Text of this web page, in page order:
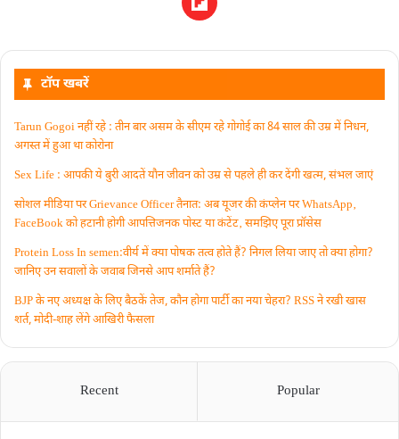
टॉप खबरें
Tarun Gogoi नहीं रहे : तीन बार असम के सीएम रहे गोगोई का 84 साल की उम्र में निधन,
अगस्त में हुआ था कोरोना
Sex Life : आपकी ये बुरी आदतें याैन जीवन को उम्र से पहले ही कर देंगी खत्म, संभल जाएं
सोशल मीडिया पर Grievance Officer तैनात: अब यूजर की कंप्लेन पर WhatsApp‚
FaceBook को हटानी होगी आपत्तिजनक पोस्ट या कंटेंट‚ समझिए पूरा प्रॉसेस
Protein Loss In semen:वीर्य में क्या पोषक तत्व होते हैं? निगल लिया जाए तो क्या होगा?
जानिए उन सवालों के जवाब जिनसे आप शर्माते हैं?
BJP के नए अध्यक्ष के लिए बैठकें तेज, कौन होगा पार्टी का नया चेहरा? RSS ने रखी खास
शर्त, मोदी-शाह लेंगे आखिरी फैसला
Recent Popular